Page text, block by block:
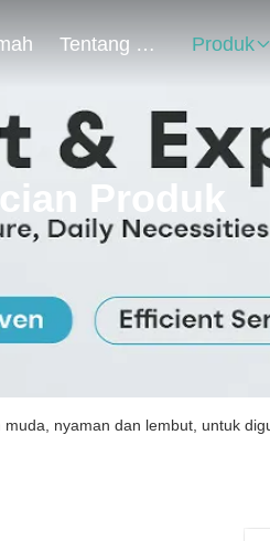
Tentang Kita Produk
Produk
nyaman dan lembut, untuk